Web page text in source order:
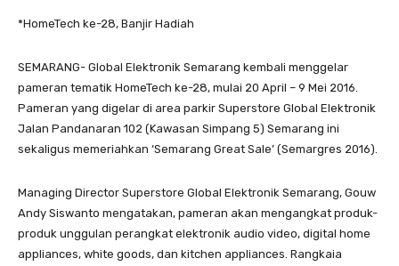
*HomeTech ke-28, Banjir Hadiah
SEMARANG- Global Elektronik Semarang kembali menggelar
pameran tematik HomeTech ke-28, mulai 20 April – 9 Mei 2016.
Pameran yang digelar di area parkir Superstore Global Elektronik
Jalan Pandanaran 102 (Kawasan Simpang 5) Semarang ini
sekaligus memeriahkan ‘Semarang Great Sale’ (Semargres 2016).
Managing Director Superstore Global Elektronik Semarang, Gouw
Andy Siswanto mengatakan, pameran akan mengangkat produk-
produk unggulan perangkat elektronik audio video, digital home
appliances, white goods, dan kitchen appliances. Rangkaia